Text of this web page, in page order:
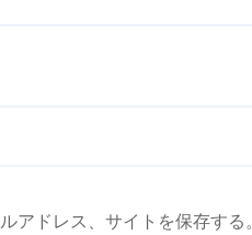
ドレス、サイトを保存する。